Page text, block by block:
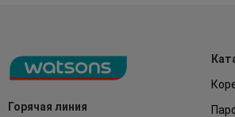
Горячая линия